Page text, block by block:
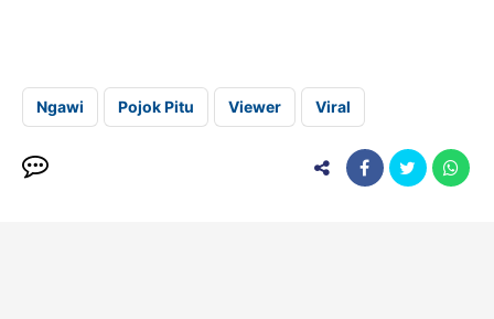
Ngawi Pojok Pitu Viewer Viral